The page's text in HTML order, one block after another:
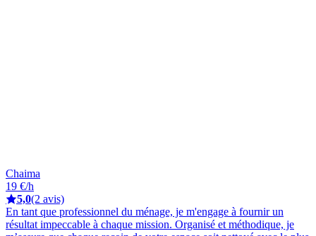
Chaima
19 €/h
5,0(2 avis)
En tant que professionnel du ménage, je m'engage à fournir un
résultat impeccable à chaque mission. Organisé et méthodique, je